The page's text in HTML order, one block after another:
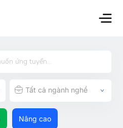
Tất cả ngành nghề
Nâng cao